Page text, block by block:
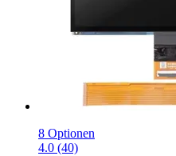
8 Optionen
4.0 (40)